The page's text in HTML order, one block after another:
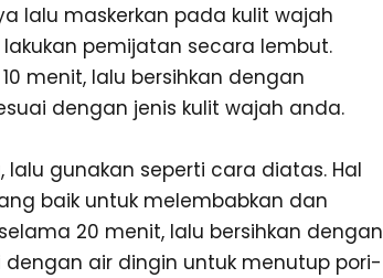
lalu maskerkan pada kulit wajah
pemijatan secara lembut.
menit, lalu bersihkan dengan
dengan jenis kulit wajah anda.
gunakan seperti cara diatas. Hal
baik untuk melembabkan dan
20 menit, lalu bersihkan dengan
air dingin untuk menutup pori-